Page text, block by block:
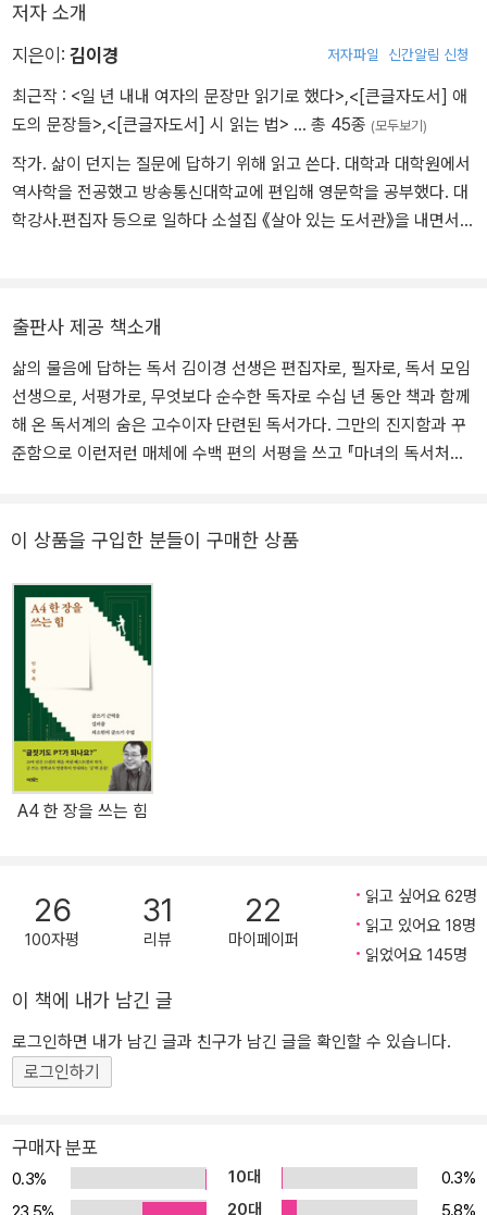
저자 소개
지은이: 김이경 저자파일 신간알림 신청
최근작 : <일 년 내내 여자의 문장만 읽기로 했다>,<[큰글자도서] 애
도의 문장들>,<[큰글자도서] 시 읽는 법> … 총 45종 (모두보기)
작가. 삶이 던지는 질문에 답하기 위해 읽고 쓴다. 대학과 대학원에서
역사학을 전공했고 방송통신대학교에 편입해 영문학을 공부했다. 대
학강사․편집자 등으로 일하다 소설집 《살아 있는 도서관》을 내면서
이》 《서울 성곽길》의 글을 썼다.
출판사 제공 책소개
삶의 물음에 답하는 독서 김이경 선생은 편집자로, 필자로, 독서 모임
선생으로, 서평가로, 무엇보다 순수한 독자로 수십 년 동안 책과 함께
해 온 독서계의 숨은 고수이자 단련된 독서가다. 그만의 진지함과 꾸
준함으로 이런저런 매체에 수백 편의 서평을 쓰고 『마녀의 독서처
을 맡아 성실하게 이끌어 온 점만 보아도 이 사실은 충분히 증명된다.
에서 보고 듣고 깨달은 것들을 일상에서 묵묵히 행동으로 옮길 줄 아
는 소박한 실천가이기도 하다. 이런 저자는 그간 자신이 홀로 또는 함
께 읽은 경험을 바탕으로 처음 책을 마주하던 자리로 돌아가 가만히
묻는다. 우리가 책을 읽는 이유는 무엇인가. 이 질문에 저자가 제시한
대답은 간단하다. 누구나 공감할 수 있고 근본적이기까지 하다. 저자
에 따르면, 우리가 책을 읽는 “가장 큰 이유는 좀 더 나은 인간이 되기
위해서”다. 물론 책을 읽는 이들의 실상이 늘 이러하지는 않다. 근사
한 제목에 끌려 읽기도 하고, 남들이 읽는다니까 읽기도 하고, 심심풀
이로 읽기도 한다. 자신의 오랜 지행일치 독서 경험을 정리한 저자가
살아가면서 생기는 온갖 다양하고 절실한 구체적 질문들을 만난다.
그런 문제들을 풀고자 할 때 독서를 하라는 제안이다. 요리법이 궁금
하면 요리 책을 읽고 어떻게 살아야 할지 모를 때는 철학 책을 펼치듯
이, 알고 싶은 것, 모르는 것이 있을 때 책에서 도움을 구하라는 말이
다 책을 더 잘 읽는 데에 큰 도움이 된다. 당장 해결해야 할 문제가 눈
앞에 있을 때는 어려운 책 앞에서도 주눅 들지 않고 집요하게 파고들
수록 책의 내용이 던지는 무게가 커지고 생각이 깊어진다. 그리고 나
자신을 깊이 들여다보게 된다. 내가 무엇을 알고 무엇을 모르는지, 무
이 상품을 구입한 분들이 구매한 상품
A4 한 장을 쓰는 힘
26
100자평
31
리뷰
22
마이페이퍼
읽고 싶어요 62명
읽고 있어요 18명
읽었어요 145명
이 책에 내가 남긴 글
로그인하면 내가 남긴 글과 친구가 남긴 글을 확인할 수 있습니다.
로그인하기
구매자 분포
0.3% 10대
0.3%
20대